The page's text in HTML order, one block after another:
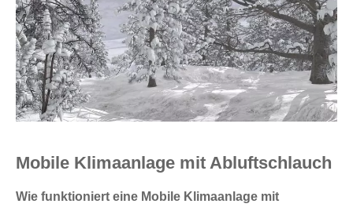
Mobile Klimaanlage mit Abluftschlauch
Wie funktioniert eine Mobile Klimaanlage mit